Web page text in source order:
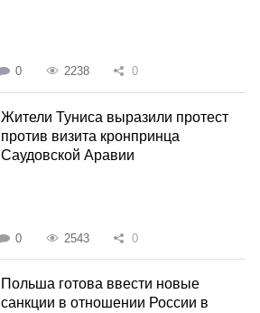
0 2238 0
Жители Туниса выразили протест
против визита кронпринца
Саудовской Аравии
0 2543 0
Польша готова ввести новые
санкции в отношении России в